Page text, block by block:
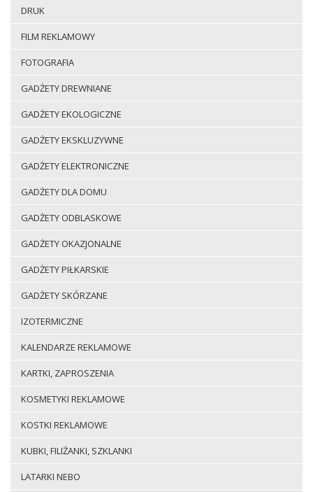
DRUK
FILM REKLAMOWY
FOTOGRAFIA
GADŻETY DREWNIANE
GADŻETY EKOLOGICZNE
GADŻETY EKSKLUZYWNE
GADŻETY ELEKTRONICZNE
GADŻETY DLA DOMU
GADŻETY ODBLASKOWE
GADŻETY OKAZJONALNE
GADŻETY PIŁKARSKIE
GADŻETY SKÓRZANE
IZOTERMICZNE
KALENDARZE REKLAMOWE
KARTKI, ZAPROSZENIA
KOSMETYKI REKLAMOWE
KOSTKI REKLAMOWE
KUBKI, FILIŻANKI, SZKLANKI
LATARKI NEBO